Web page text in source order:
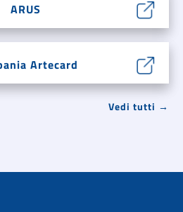
ARUS
Artecard
Vedi tutti →